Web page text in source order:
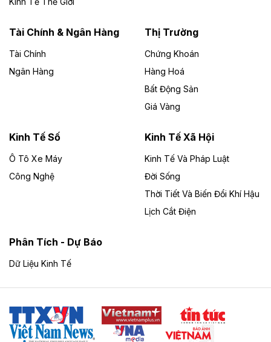
Lai
Bốn doanh nghiệp có sự góp vốn của Công ty Cổ
phần Tập đoàn Đức Long Gia Lai (HoSE: DLG) được
Gia Lai với tổng vốn hơn 4.750 tỷ đồng.
Đồng Nai cho thuê gần 59 ha đất làm khu
công nghiệp ở Long Thành
UBND TP Đồng Nai cho Công ty Amata thuê gần 59 ha
đất để đầu tư khu công nghiệp công nghệ cao Long
Đề xuất hỗ trợ 20.000 tỷ đồng làm cao tốc
Thái Nguyên - Lạng Sơn
Thái Nguyên và các tỉnh trung du, miền núi phía Bắc
với hệ thống cửa khẩu quốc tế tại Lạng Sơn.
Tài Chính & Ngân Hàng
Tài Chính
Ngân Hàng
Thị Trường
Chứng Khoán
Hàng Hoá
Bất Động Sản
Giá Vàng
Kinh Tế Số
Ô Tô Xe Máy
Công Nghệ
Kinh Tế Xã Hội
Kinh Tế Và Pháp Luật
Đời Sống
Thời Tiết Và Biến Đổi Khí Hậu
Lịch Cắt Điện
Phân Tích - Dự Báo
Dữ Liệu Kinh Tế